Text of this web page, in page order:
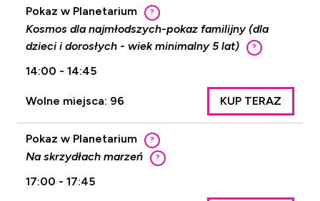
Pokaz w Planetarium ?
Kosmos dla najmłodszych-pokaz familijny (dla
dzieci i dorosłych - wiek minimalny 5 lat)
?
14:00 - 14:45
Wolne miejsca: 96 KUP TERAZ
Pokaz w Planetarium ?
Na skrzydłach marzeń ?
17:00 - 17:45